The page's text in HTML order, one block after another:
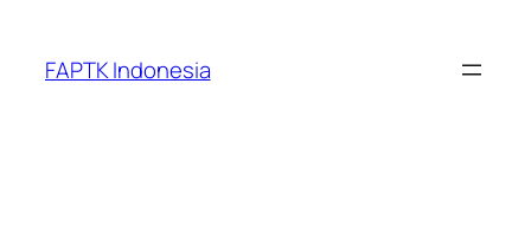
content
FAPTK Indonesia